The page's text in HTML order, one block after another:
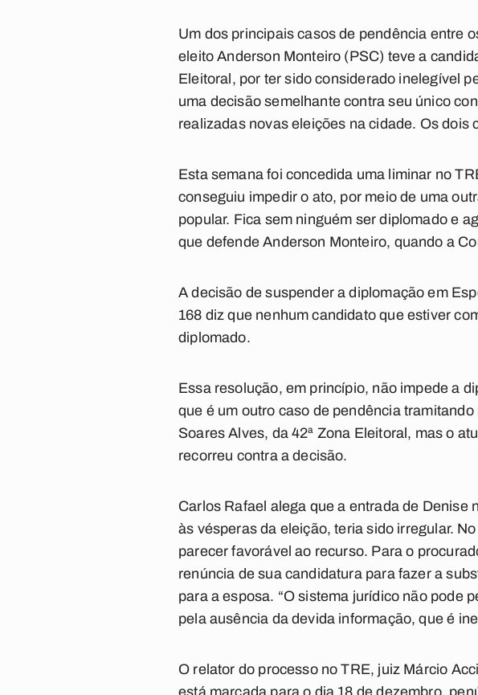
Um dos principais casos de pendência entre
eleito Anderson Monteiro (PSC) teve a
Eleitoral, por ter sido considerado inelegível
uma decisão semelhante contra seu único
realizadas novas eleições na cidade. Os
Esta semana foi concedida uma liminar no
conseguiu impedir o ato, por meio de uma
popular. Fica sem ninguém ser diplomado e
que defende Anderson Monteiro, quando a
A decisão de suspender a diplomação em
168 diz que nenhum candidato que estiver
diplomado.
Essa resolução, em princípio, não impede a
que é um outro caso de pendência
Soares Alves, da 42ª Zona Eleitoral, mas o
recorreu contra a decisão.
Carlos Rafael alega que a entrada de
às vésperas da eleição, teria sido irregular.
parecer favorável ao recurso. Para o
renúncia de sua candidatura para fazer a
para a esposa. “O sistema jurídico não pode
pela ausência da devida informação, que é
O relator do processo no TRE, juiz Márcio
está marcada para o dia 18 de dezembro,